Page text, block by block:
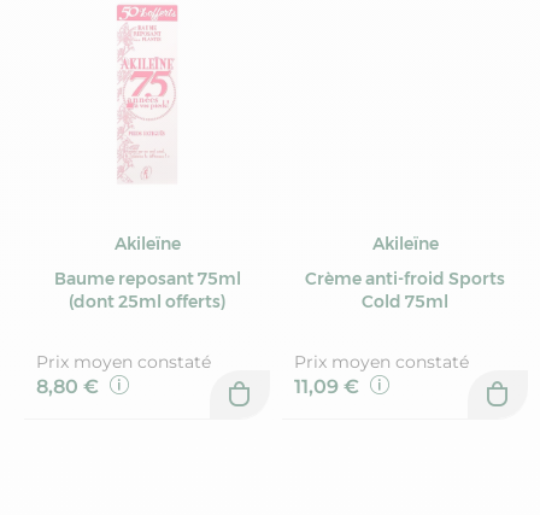
Akileïne
Baume reposant 75ml
(dont 25ml offerts)
Prix moyen constaté
8,80 €
Akileïne
Crème anti-froid Sports
Cold 75ml
Prix moyen constaté
11,09 €